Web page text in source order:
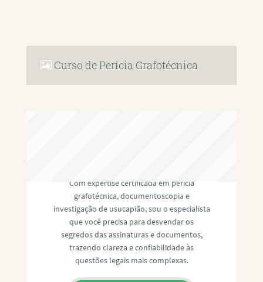
Curso de Perícia Grafotécnica
Com expertise certificada em perícia
grafotécnica, documentoscopia e
investigação de usucapião, sou o especialista
que você precisa para desvendar os
segredos das assinaturas e documentos,
trazendo clareza e confiabilidade às
questões legais mais complexas.